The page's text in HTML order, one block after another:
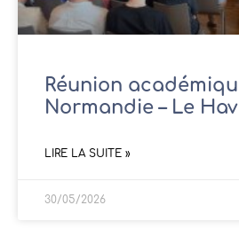
Réunion
Normandie – Le
LIRE LA SUITE »
30/05/2026